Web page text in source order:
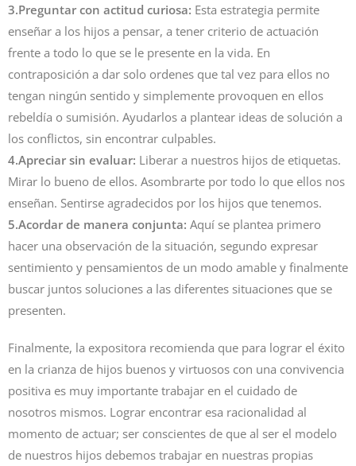
3.Preguntar con actitud curiosa: Esta estrategia permite
enseñar a los hijos a pensar, a tener criterio de actuación
frente a todo lo que se le presente en la vida. En
contraposición a dar solo ordenes que tal vez para ellos no
tengan ningún sentido y simplemente provoquen en ellos
rebeldía o sumisión. Ayudarlos a plantear ideas de solución a
los conflictos, sin encontrar culpables.
4.Apreciar sin evaluar: Liberar a nuestros hijos de etiquetas.
Mirar lo bueno de ellos. Asombrarte por todo lo que ellos nos
enseñan. Sentirse agradecidos por los hijos que tenemos.
5.Acordar de manera conjunta: Aquí se plantea primero
hacer una observación de la situación, segundo expresar
sentimiento y pensamientos de un modo amable y finalmente
buscar juntos soluciones a las diferentes situaciones que se
presenten.
Finalmente, la expositora recomienda que para lograr el éxito
en la crianza de hijos buenos y virtuosos con una convivencia
positiva es muy importante trabajar en el cuidado de
nosotros mismos. Lograr encontrar esa racionalidad al
momento de actuar; ser conscientes de que al ser el modelo
de nuestros hijos debemos trabajar en nuestras propias